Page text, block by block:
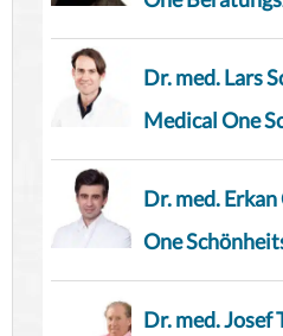
Dr. med. Lars
Medical One
Dr. med.
One
Dr. med.